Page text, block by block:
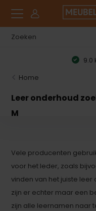
9.0
Home
Leer onderhoud
M
Vele producenten
voor het leder, zoals
vinden van het juiste
zijn er echter maar een
zijn alle leernamen naar